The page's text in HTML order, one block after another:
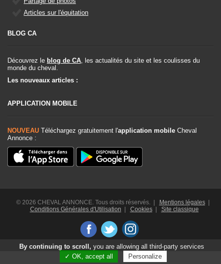
Articles sur l'équitation
BLOG CA
Découvrez le blog de CA , les actualités du site et les coulisses du
monde du cheval.
Les nouveaux articles :
APPLICATION MOBILE
NOUVEAU Téléchargez gratuitement l'application mobile Cheval
Annonce :
© 2026 CHEVAL ANNONCE. Tous droits réservés. | Mentions légales|
Conditions Générales d'Utilisation | Cookies| Site classique
By continuing to scroll, you are allowing all third-party services
✓ OK, accept all
Personalize